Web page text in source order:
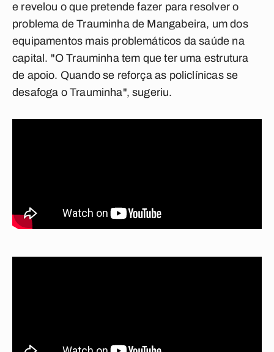
e revelou o que pretende fazer para resolver o
problema de Trauminha de Mangabeira, um dos
equipamentos mais problemáticos da saúde na
capital. "O Trauminha tem que ter uma estrutura
de apoio. Quando se reforça as policlínicas se
desafoga o Trauminha", sugeriu.